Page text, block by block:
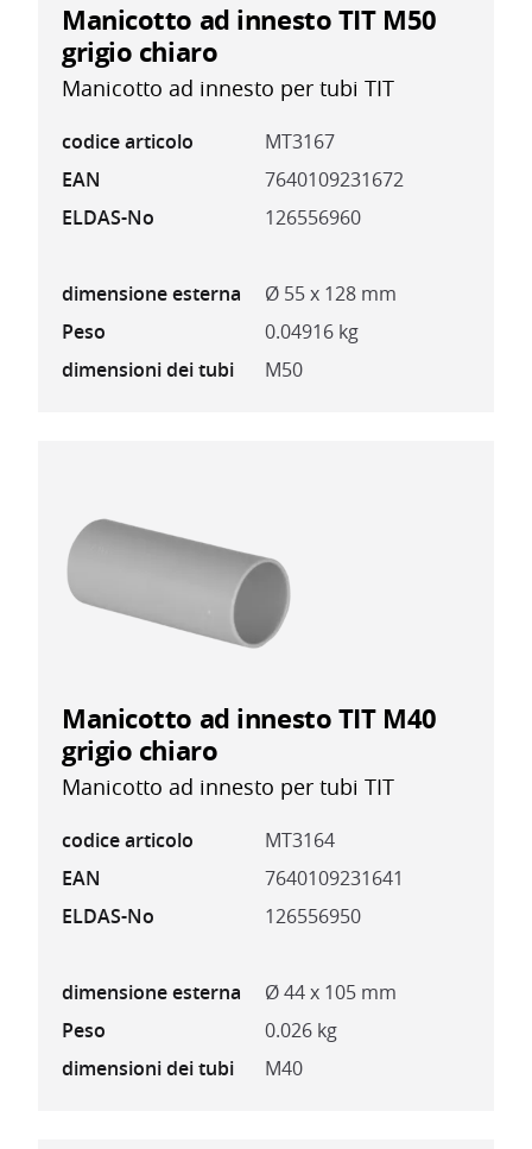
Manicotto ad innesto TIT M50
grigio chiaro
Manicotto ad innesto per tubi TIT
codice articolo
MT3167
EAN
7640109231672
ELDAS-No
126556960
dimensione esterna
Ø 55 x 128 mm
Peso
0.04916 kg
dimensioni dei tubi
M50
Manicotto ad innesto TIT M40
grigio chiaro
Manicotto ad innesto per tubi TIT
codice articolo
MT3164
EAN
7640109231641
ELDAS-No
126556950
dimensione esterna
Ø 44 x 105 mm
Peso
0.026 kg
dimensioni dei tubi
M40